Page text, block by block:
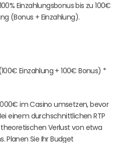
Einzahlungsbonus bis zu 100€
(Bonus + Einzahlung).
Einzahlung + 100€ Bonus) *
im Casino umsetzen, bevor
einem durchschnittlichen RTP
Verlust von etwa
Planen Sie Ihr Budget